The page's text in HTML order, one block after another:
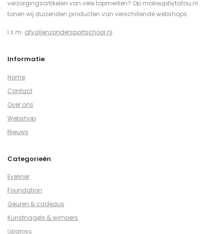
verzorgingsartikelen van vele topmerken? Op makeupbytatou.nl
tonen wij duizenden producten van verschillende webshops.
I.s.m. afvallenzondersportschool.nl
Informatie
Home
Contact
Over ons
Webshop
Nieuws
Categorieën
Eyeliner
Foundation
Geuren & cadeaus
Kunstnagels & wimpers
Lipgloss